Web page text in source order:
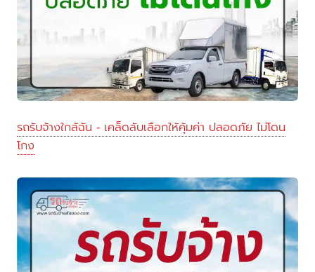
รถรับจ้างใกล้ฉัน - เคล็ดลับเลือกให้คุ้มค่า ปลอดภัย ไม่โดน
โกง